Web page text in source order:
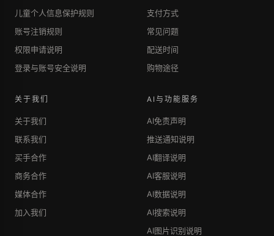
儿童个人信息保护规则
账号注销规则
权限申请说明
登录与账号安全说明
支付方式
常见问题
配送时间
购物途径
关于我们
关于我们
联系我们
买手合作
商务合作
媒体合作
加入我们
AI与功能服务
AI免责声明
推送通知说明
AI翻译说明
AI客服说明
AI数据说明
AI搜索说明
AI图片识别说明